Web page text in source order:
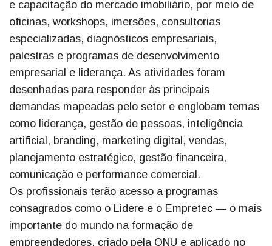
e capacitação do mercado imobiliário, por meio de
oficinas, workshops, imersões, consultorias
especializadas, diagnósticos empresariais,
palestras e programas de desenvolvimento
empresarial e liderança. As atividades foram
desenhadas para responder às principais
demandas mapeadas pelo setor e englobam temas
como liderança, gestão de pessoas, inteligência
artificial, branding, marketing digital, vendas,
planejamento estratégico, gestão financeira,
comunicação e performance comercial.
Os profissionais terão acesso a programas
consagrados como o Lidere e o Empretec — o mais
importante do mundo na formação de
empreendedores, criado pela ONU e aplicado no